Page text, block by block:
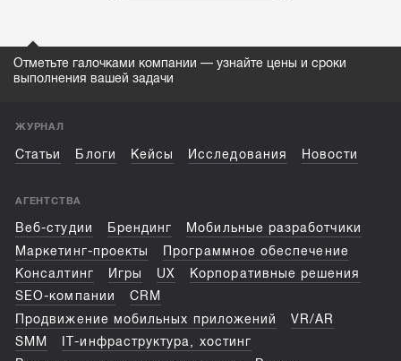
Отметьте галочками компании — узнайте цены и сроки
выполнения вашей задачи
ЖУРНАЛ
Статьи Блоги Кейсы Исследования Новости
АГЕНТСТВА
Веб-студии Брендинг
Мобильные разработчики
Маркетинг-проекты
Программное обеспечение
Консалтинг
Игры UX
Корпоративные решения
SEO-компании
CRM
Продвижение мобильных приложений
VR/AR
SMM
IT-инфраструктура, хостинг